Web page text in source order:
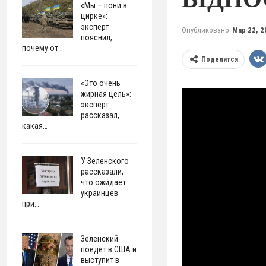
Опубликовано Мар 22,
Поделится
«Мы – пони в
цирке»:
эксперт
пояснил,
почему от…
«Это очень
жирная цель»:
эксперт
рассказал,
какая…
У Зеленского
рассказали,
что ожидает
украинцев
при…
Зеленский
поедет в США и
выступит в